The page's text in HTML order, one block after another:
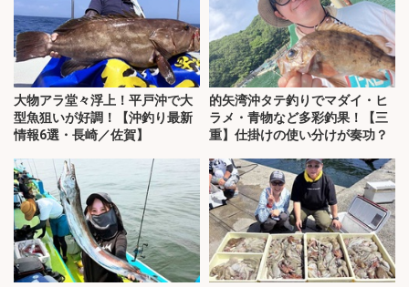
大物アラ堂々浮上！平戸沖で大
型魚狙いが好調！【沖釣り最新
情報6選・長崎／佐賀】
的矢湾沖タテ釣りでマダイ・ヒ
ラメ・青物など多彩釣果！【三
重】仕掛けの使い分けが奏功？